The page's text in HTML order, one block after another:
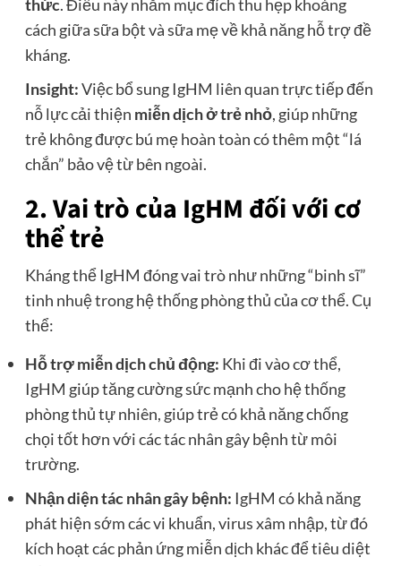
thức. Điều này nhằm mục đích thu hẹp khoảng
cách giữa sữa bột và sữa mẹ về khả năng hỗ trợ đề
kháng.
Insight:Việc bổ sung IgHM liên quan trực tiếp đến
nỗ lực cải thiện miễn dịch ở trẻ nhỏ, giúp những
trẻ không được bú mẹ hoàn toàn có thêm một “lá
chắn” bảo vệ từ bên ngoài.
2. Vai trò của IgHM đối với cơ
thể trẻ
Kháng thể IgHM đóng vai trò như những “binh sĩ”
tinh nhuệ trong hệ thống phòng thủ của cơ thể. Cụ
thể:
Hỗ trợ miễn dịch chủ động: Khi đi vào cơ thể,
IgHM giúp tăng cường sức mạnh cho hệ thống
phòng thủ tự nhiên, giúp trẻ có khả năng chống
chọi tốt hơn với các tác nhân gây bệnh từ môi
trường.
Nhận diện tác nhân gây bệnh: IgHM có khả năng
phát hiện sớm các vi khuẩn, virus xâm nhập, từ đó
kích hoạt các phản ứng miễn dịch khác để tiêu diệt